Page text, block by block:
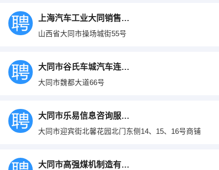
上海汽车工业大同销售有限责任公司
山西省大同市操场城街55号
大同市谷氏车城汽车连锁销售有限公司
大同市魏都大道66号
大同市乐易信息咨询服务有限责任公司
大同市迎宾街北馨花园北门东侧14、15、16号商铺
大同市高强煤机制造有限公司